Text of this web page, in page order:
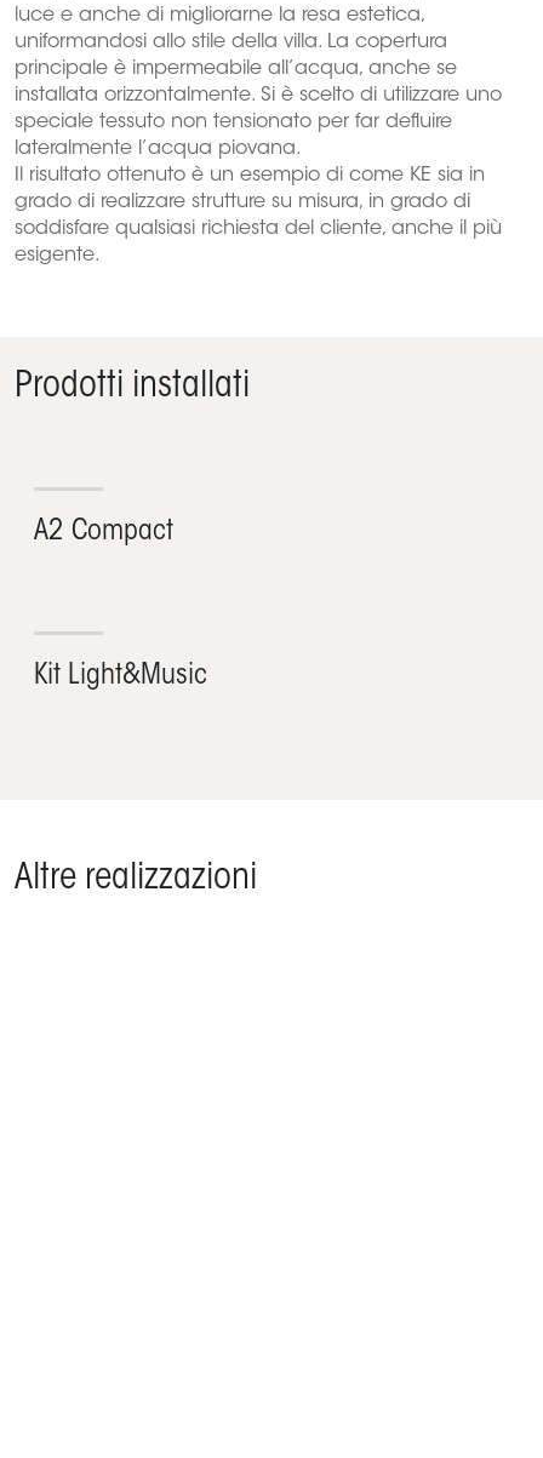
luce e anche di migliorarne la resa estetica,
uniformandosi allo stile della villa. La copertura
principale è impermeabile all’acqua, anche se
installata orizzontalmente. Si è scelto di utilizzare uno
speciale tessuto non tensionato per far defluire
lateralmente l’acqua piovana.
Il risultato ottenuto è un esempio di come KE sia in
grado di realizzare strutture su misura, in grado di
soddisfare qualsiasi richiesta del cliente, anche il più
esigente.
Prodotti installati
A2 Compact
Kit Light&Music
Altre realizzazioni